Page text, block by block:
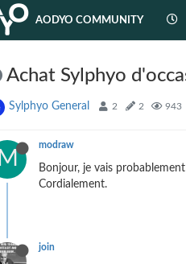
AODYO COMMUNITY
Achat Sylphyo
Sylphyo General 2 2 943
M
modraw
Bonjour, je vais
Cordialement.
join